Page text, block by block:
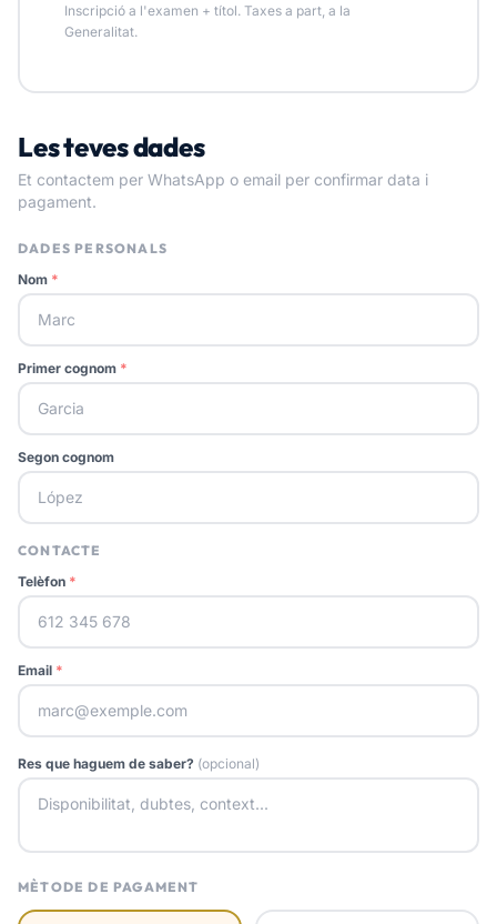
Inscripció a l'examen + títol. Taxes a part, a la
Generalitat.
Les teves dades
Et contactem per WhatsApp o email per confirmar data i
pagament.
DADES PERSONALS
Nom *
Primer cognom *
Segon cognom
CONTACTE
Telèfon *
Email *
Res que haguem de saber? (opcional)
MÈTODE DE PAGAMENT